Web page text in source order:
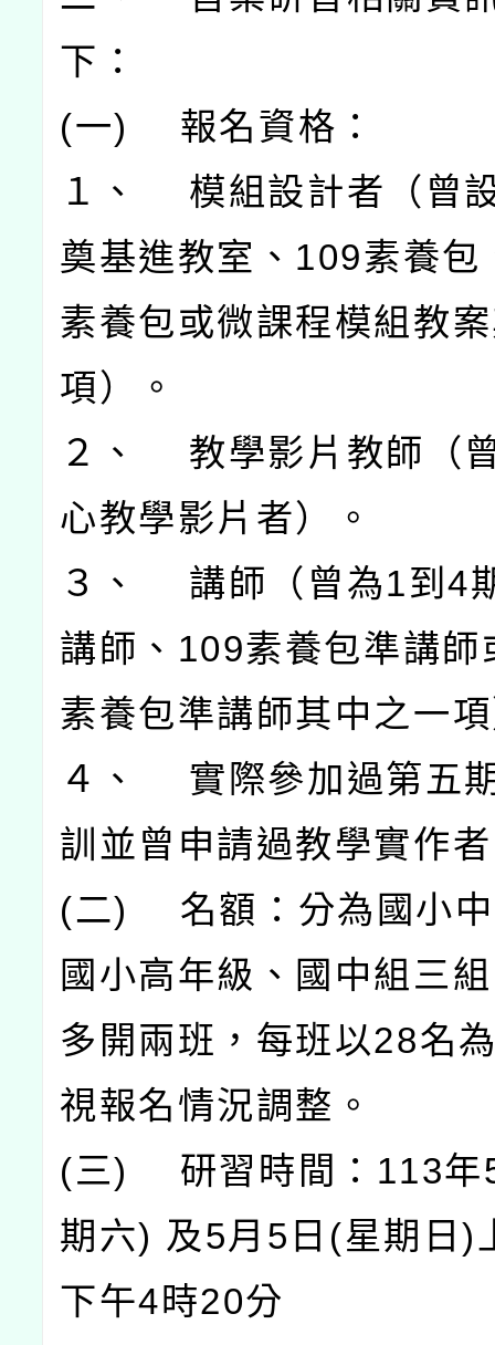
下：
(一) 報名資格：
１、 模組設計者（曾
奠基進教室、109素養包
素養包或微課程模組教
項）。
２、 教學影片教師（
心教學影片者）。
３、 講師（曾為1到4
講師、109素養包準講師
素養包準講師其中之一
４、 實際參加過第五
訓並曾申請過教學實作
(二) 名額：分為國小中
國小高年級、國中組三
多開兩班，每班以28名
視報名情況調整。
(三) 研習時間：113年
期六) 及5月5日(星期日)
下午4時20分